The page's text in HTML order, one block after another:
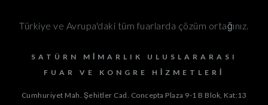
Türkiye ve Avrupa'daki tüm fuarlarda çözüm ortağınız.
SATÜRN MIMARLIK ULUSLARARASI
FUAR VE KONGRE HIZMETLERI
Cumhuriyet Mah. Şehitler Cad. Concepta Plaza 9-1 B Blok, Kat:13